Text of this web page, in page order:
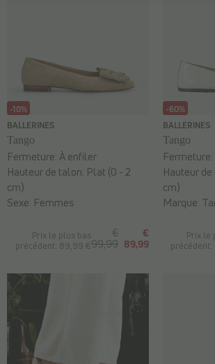
-10%
BALLERINES
Tango
Prix le plus bas
précédent: 89,99 €
€
99,99
€
89,99
Fermeture:À enfiler
Hauteur de talon: Plat (0 - 2
cm)
Sexe: Femmes
-60%
BALLERINES
Tango
Prix le
Fermeture:
Hauteur
cm)
Marque: